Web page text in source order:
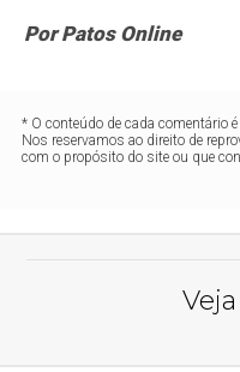
Por Patos Online
* O conteúdo de cada comentário
Nos reservamos ao direito de
com o propósito do site ou que